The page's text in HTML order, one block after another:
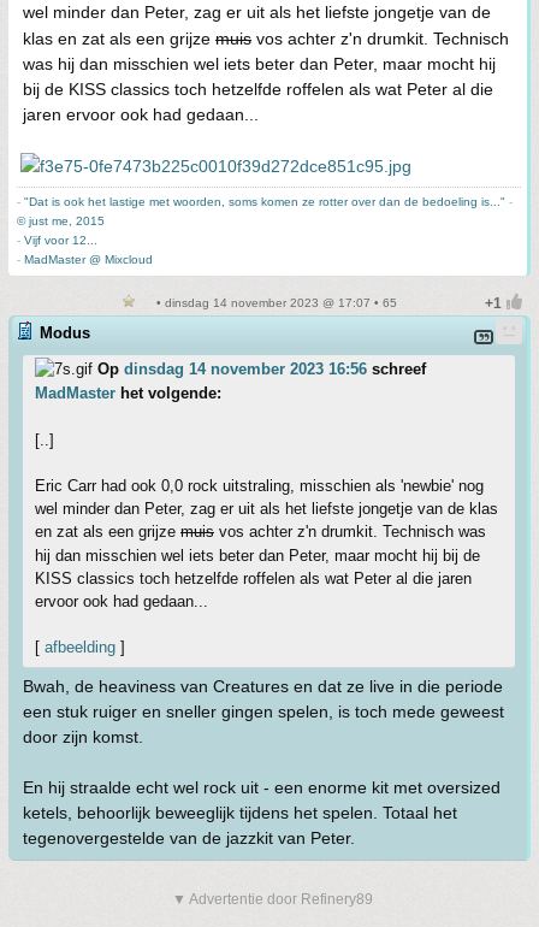
wel minder dan Peter, zag er uit als het liefste jongetje van de
klas en zat als een grijze muis vos achter z'n drumkit. Technisch
was hij dan misschien wel iets beter dan Peter, maar mocht hij
bij de KISS classics toch hetzelfde roffelen als wat Peter al die
jaren ervoor ook had gedaan...
- "Dat is ook het lastige met woorden, soms komen ze rotter over dan de bedoeling is..." -
© just me, 2015
- Vijf voor 12...
- MadMaster @ Mixcloud
• dinsdag 14 november 2023 @ 17:07 • 65
Modus
Op dinsdag 14 november 2023 16:56 schreef
MadMaster het volgende:
[..]
Eric Carr had ook 0,0 rock uitstraling, misschien als 'newbie' nog
wel minder dan Peter, zag er uit als het liefste jongetje van de klas
en zat als een grijze muis vos achter z'n drumkit. Technisch was
hij dan misschien wel iets beter dan Peter, maar mocht hij bij de
KISS classics toch hetzelfde roffelen als wat Peter al die jaren
ervoor ook had gedaan...
[ afbeelding ]
Bwah, de heaviness van Creatures en dat ze live in die periode
een stuk ruiger en sneller gingen spelen, is toch mede geweest
door zijn komst.
En hij straalde echt wel rock uit - een enorme kit met oversized
ketels, behoorlijk beweeglijk tijdens het spelen. Totaal het
tegenovergestelde van de jazzkit van Peter.
▼ Advertentie door Refinery89